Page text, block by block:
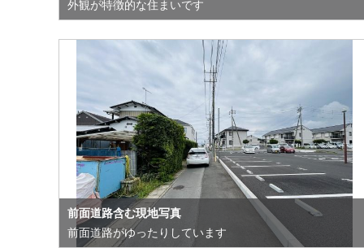
外観が特徴的な住まいです
前面道路含む現地写真
前面道路がゆったりしています